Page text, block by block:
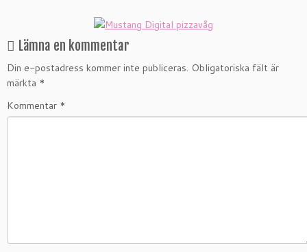
Lämna en kommentar
Din e-postadress kommer inte publiceras. Obligatoriska fält är
märkta *
Kommentar *